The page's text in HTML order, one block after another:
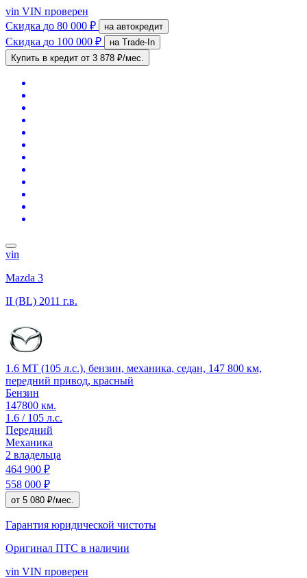
vin VIN проверен
Скидка до 80 000 ₽ на автокредит
Скидка до 100 000 ₽
на Trade-In
Купить в кредит от 3 878 ₽/мес.
vin
Mazda 3
II (BL) 2011 г.в.
1.6 MT (105 л.с.), бензин, механика, седан, 147 800 км,
передний привод, красный
Бензин
147800 км.
1.6 / 105 л.с.
Передний
Механика
2 владельца
464 900 ₽
558 000 ₽
от 5 080 ₽/мес.
Гарантия юридической чистоты
Оригинал ПТС в наличии
vin VIN проверен